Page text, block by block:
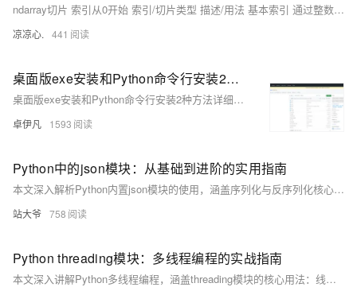
ndarray切片 索引从0开始 索引/切片类型 描述/用法 基本索引 通过整数索引直接访问元素。 行/列切片 使用冒号：切片语法选择行或列的子集 连续切片 从起始索引到结束索引按步长切片 使用slice函数 通过slice(start,stop,strp)定义切片规则 布尔索引 通过布尔条件筛选满足条件的元素。支持逻辑运算符 &、|。
凉凉心. 441
桌面版exe安装和Python命令行安装2种方法详细讲解图片去水印AI源码私有化部署Lama-Cleaner安装使用方法-优雅草卓伊凡
桌面版exe安装和Python命令行安装2种方法详细讲解图片去水印AI源码私有化部署Lama-Cleaner安装使用方法-优雅草卓伊凡
卓伊凡 1593
Python中的json模块：从基础到进阶的实用指南
本文深入解析Python内置json模块的使用，涵盖序列化与反序列化核心函数、参数配置、中文处理、自定义对象转换及异常处理，并介绍性能优化与第三方库扩展，助你高效实现JSON数据交互。（238字）
站大爷 758
Python threading模块：多线程编程的实战指南
本文深入讲解Python多线程编程，涵盖threading模块的核心用法：线程创建、生命周期、同步机制（锁、信号量、条件变量）、线程通信（队列）、守护线程与线程池应用。结合实战案例，如多线程下载器，帮助开发者提升程序并发性能，适用于I/O密集型任务处理。